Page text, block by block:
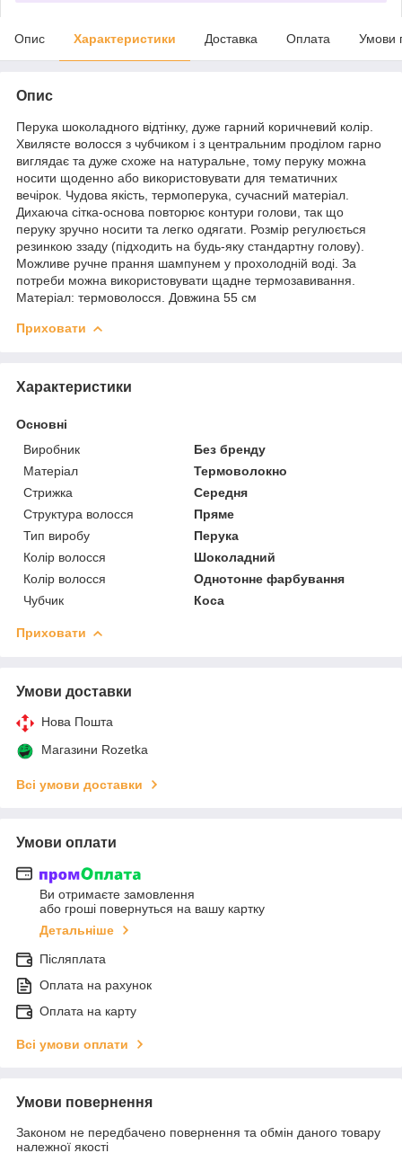
Опис Характеристики Доставка Оплата Умови
Опис
Перука шоколадного відтінку, дуже гарний коричневий колір.
Хвилясте волосся з чубчиком і з центральним проділом гарно
виглядає та дуже схоже на натуральне, тому перуку можна
носити щоденно або використовувати для тематичних
вечірок. Чудова якість, термоперука, сучасний матеріал.
Дихаюча сітка-основа повторює контури голови, так що
перуку зручно носити та легко одягати. Розмір регулюється
резинкою ззаду (підходить на будь-яку стандартну голову).
Можливе ручне прання шампунем у прохолодній воді. За
потреби можна використовувати щадне термозавивання.
Матеріал: термоволосся. Довжина 55 см
Приховати
Характеристики
Основні
Виробник
Без бренду
Матеріал
Термоволокно
Стрижка
Середня
Структура волосся
Пряме
Тип виробу
Перука
Колір волосся
Шоколадний
Колір волосся
Однотонне фарбування
Чубчик
Коса
Приховати
Умови доставки
Нова Пошта
Магазини Rozetka
Всі умови доставки
Умови оплати
Ви отримаєте замовлення
або гроші повернуться на вашу картку
Детальніше
Післяплата
Оплата на рахунок
Оплата на карту
Всі умови оплати
Умови повернення
Законом не передбачено повернення та обмін даного товару
належної якості